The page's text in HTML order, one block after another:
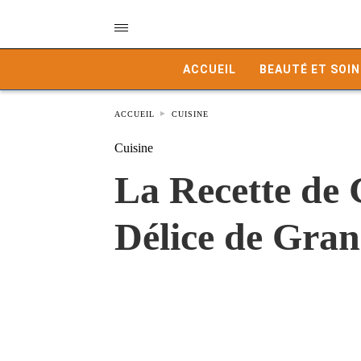
ACCUEIL BEAUTÉ ET SOIN
ACCUEIL CUISINE
Cuisine
La Recette de
Délice de